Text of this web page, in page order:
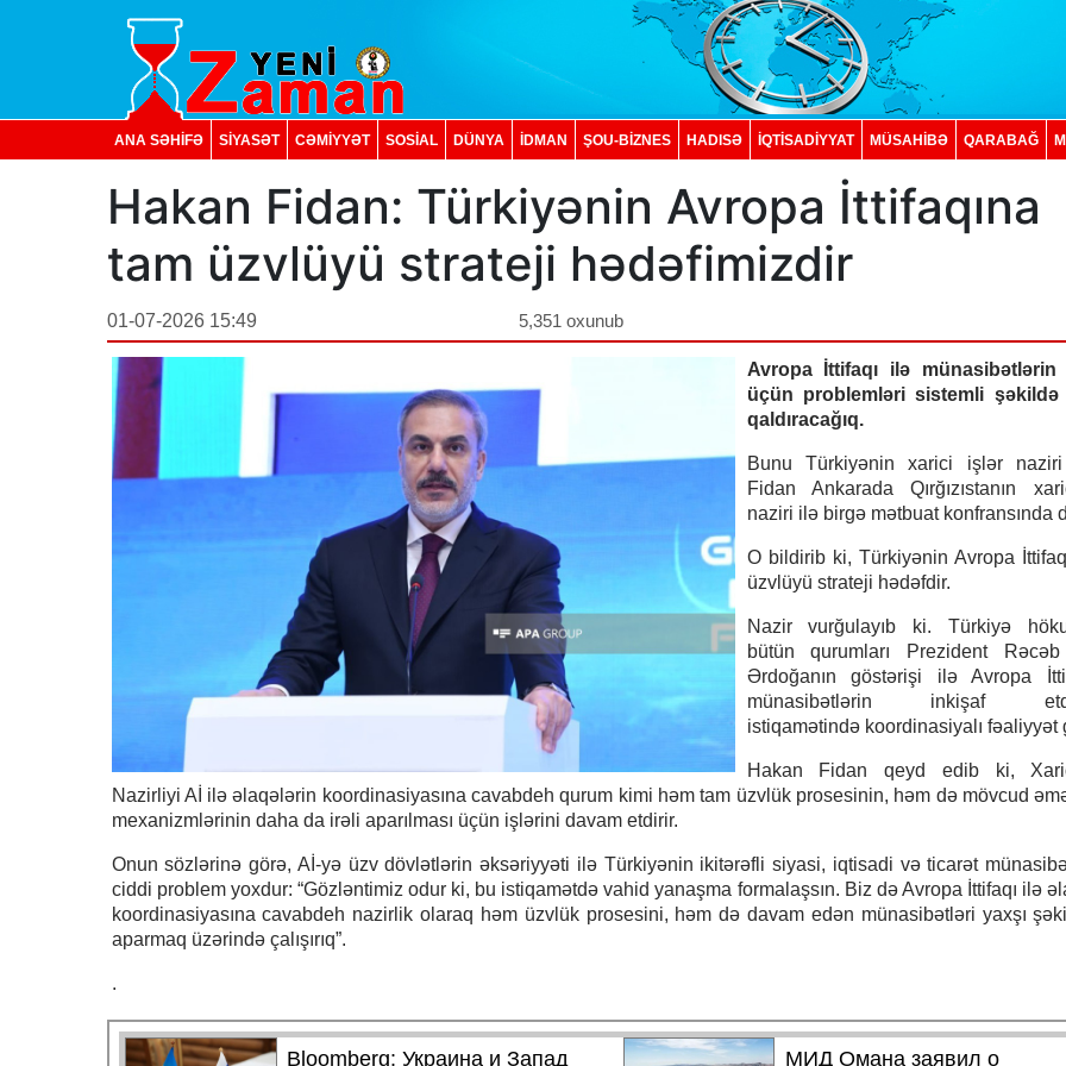
ANA SƏHİFƏ SİYASƏT CƏMİYYƏT SOSIAL DÜNYA İDMAN ŞOU-BİZNES HADISƏ İQTISADIYYAT MÜSAHİBƏ QARABAĞ
Hakan Fidan: Türkiyənin Avropa İttifaqına
tam üzvlüyü strateji hədəfimizdir
01-07-2026 15:49 5,351 oxunub
Avropa İttifaqı ilə münasibətlərin
üçün problemləri sistemli şəkildə
qaldıracağıq.
Bunu Türkiyənin xarici işlər
Fidan Ankarada Qırğızıstanın
naziri ilə birgə mətbuat konfransında
O bildirib ki, Türkiyənin Avropa
üzvlüyü strateji hədəfdir.
Nazir vurğulayıb ki. Türkiyə
bütün qurumları Prezident
Ərdoğanın göstərişi ilə Avropa
münasibətlərin inkişaf
istiqamətində koordinasiyalı fəaliyyət
Hakan Fidan qeyd edib ki,
Nazirliyi Aİ ilə əlaqələrin koordinasiyasına cavabdeh qurum kimi həm tam üzvlük prosesinin, həm də mövcud
mexanizmlərinin daha da irəli aparılması üçün işlərini davam etdirir.
Onun sözlərinə görə, Aİ-yə üzv dövlətlərin əksəriyyəti ilə Türkiyənin ikitərəfli siyasi, iqtisadi və ticarət
ciddi problem yoxdur: “Gözləntimiz odur ki, bu istiqamətdə vahid yanaşma formalaşsın. Biz də Avropa İttifaqı ilə
koordinasiyasına cavabdeh nazirlik olaraq həm üzvlük prosesini, həm də davam edən münasibətləri yaxşı
aparmaq üzərində çalışırıq”.
.